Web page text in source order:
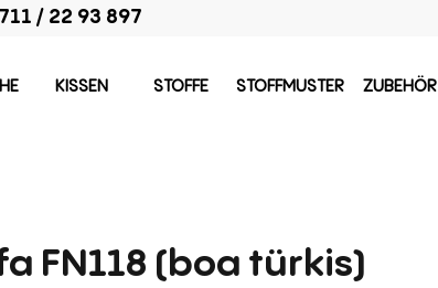
/ 22 93 897
KISSEN STOFFE STOFFMUSTER ZUBEHÖR
FN118 (boa türkis)